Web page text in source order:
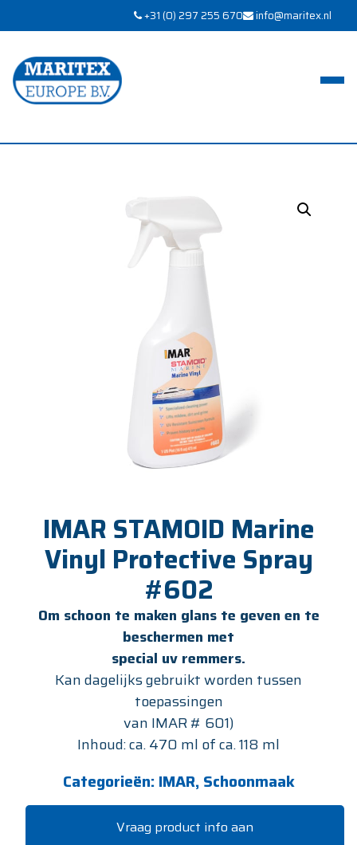
+31 (0) 297 255 670 info@maritex.nl
IMAR STAMOID Marine
Vinyl Protective Spray
#602
Om schoon te maken glans te geven en te
beschermen met
special uv remmers.
Kan dagelijks gebruikt worden tussen
toepassingen
van IMAR # 601)
Inhoud: ca. 470 ml of ca. 118 ml
Categorieën: IMAR, Schoonmaak
Vraag product info aan